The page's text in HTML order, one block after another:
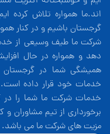
اند.ما همواره تلاش کرده
گرجستان باشیم و در کنار
شرکت ما طیف وسیعی از
دهد و همواره در حال
همیشگی شما در
خدمات خود قرار داده
خدمات شرکت ما شما را در
برخورداری از تیم مشاوران و
مزیت های شرکت ما می باشد.